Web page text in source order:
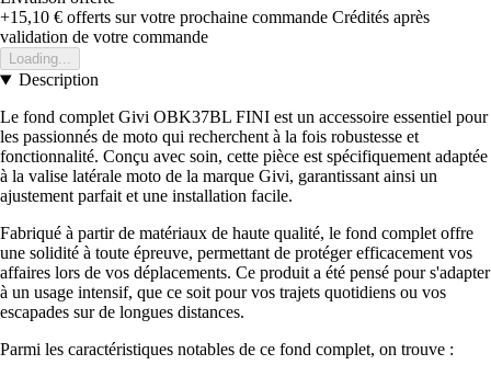
+15,10 € offerts sur votre prochaine commande Crédités après
validation de votre commande
Loading...
Description
Le fond complet Givi OBK37BL FINI est un accessoire essentiel pour
les passionnés de moto qui recherchent à la fois robustesse et
fonctionnalité. Conçu avec soin, cette pièce est spécifiquement adaptée
à la valise latérale moto de la marque Givi, garantissant ainsi un
ajustement parfait et une installation facile.
Fabriqué à partir de matériaux de haute qualité, le fond complet offre
une solidité à toute épreuve, permettant de protéger efficacement vos
affaires lors de vos déplacements. Ce produit a été pensé pour s'adapter
à un usage intensif, que ce soit pour vos trajets quotidiens ou vos
escapades sur de longues distances.
Parmi les caractéristiques notables de ce fond complet, on trouve :